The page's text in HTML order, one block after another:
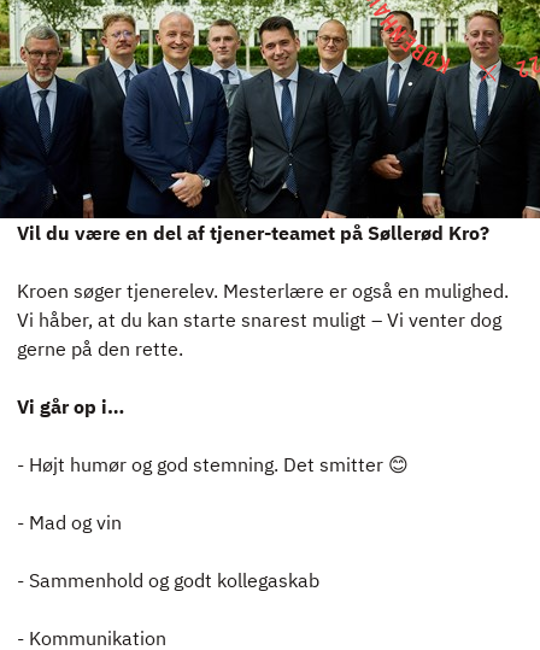
NYHEDER
JOBBØRS
FOR VIRKSOMHEDER
ELEVINTRA (LOGIN)
TIDLIGERE ELEV
ENGLISH
Vil du være en del af tjener-teamet på Søllerød Kro?
Kroen søger tjenerelev. Mesterlære er også en mulighed.
Vi håber, at du kan starte snarest muligt – Vi venter dog
gerne på den rette.
Vi går op i…
- Højt humør og god stemning. Det smitter 😊
- Mad og vin
- Sammenhold og godt kollegaskab
- Kommunikation